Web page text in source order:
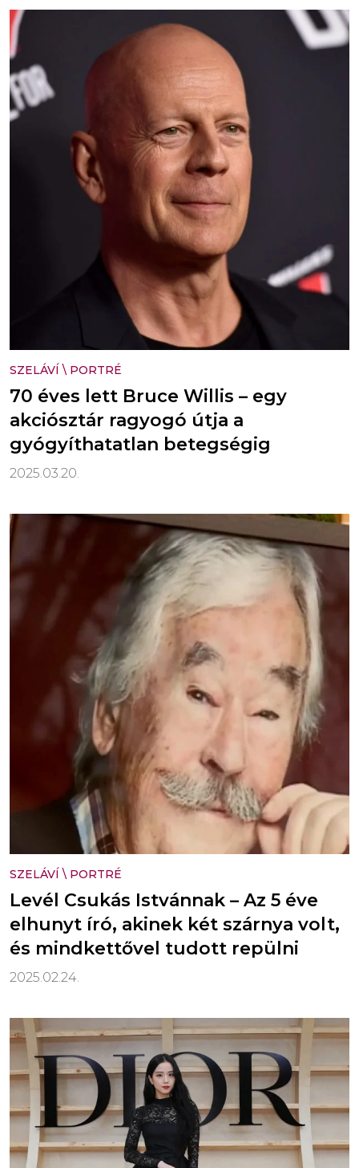
SZELÁVÍ \ PORTRÉ
70 éves lett Bruce Willis – egy
akciósztár ragyogó útja a
gyógyíthatatlan betegségig
2025.03.20.
SZELÁVÍ \ PORTRÉ
Levél Csukás Istvánnak – Az 5 éve
elhunyt író, akinek két szárnya volt,
és mindkettővel tudott repülni
2025.02.24.